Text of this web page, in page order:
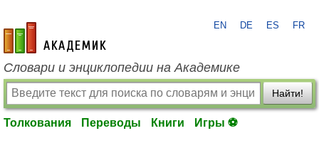
academic.ru
EN DE ES FR
Словари и энциклопедии на Академике
Найти!
Толкования Переводы Книги Игры ⚽